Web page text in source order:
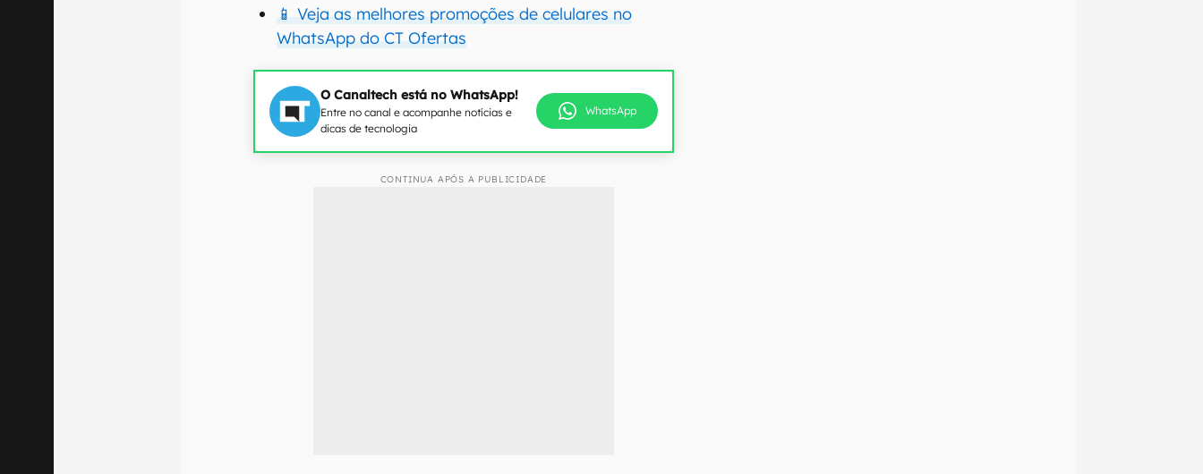
📱 Veja as melhores promoções de celulares no
WhatsApp do CT Ofertas
O Canaltech está no WhatsApp!
Entre no canal e acompanhe notícias e
dicas de tecnologia
WhatsApp
CONTINUA APÓS A PUBLICIDADE